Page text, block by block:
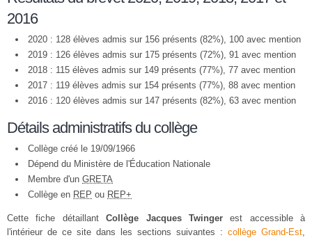
2016
2020 : 128 élèves admis sur 156 présents (82%), 100 avec mention
2019 : 126 élèves admis sur 175 présents (72%), 91 avec mention
2018 : 115 élèves admis sur 149 présents (77%), 77 avec mention
2017 : 119 élèves admis sur 154 présents (77%), 88 avec mention
2016 : 120 élèves admis sur 147 présents (82%), 63 avec mention
Détails administratifs du collège
Collège créé le 19/09/1966
Dépend du Ministère de l'Éducation Nationale
Membre d'un GRETA
Collège en REP ou REP+
Cette fiche détaillantCollège Jacques Twingerest accessible à
l'intérieur de ce site dans les sections suivantes : collège Grand-Est,